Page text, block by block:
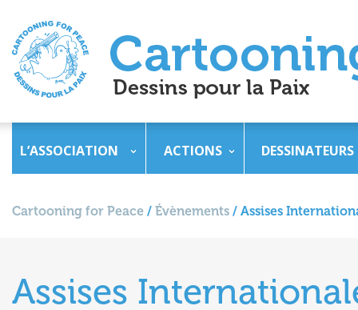
L’ASSOCIATION ACTIONS DESSINATEURS
Cartooning for Peace / Évènements / Assises
Assises